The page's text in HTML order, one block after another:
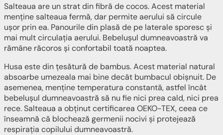
Salteaua are un strat din fibră de cocos. Acest material
menține salteaua fermă, dar permite aerului să circule
ușor prin ea. Panourile din plasă de pe laterale sporesc și
mai mult circulația aerului. Bebelușul dumneavoastră va
rămâne răcoros și confortabil toată noaptea.
Husa este din țesătură de bambus. Acest material natural
absoarbe umezeala mai bine decât bumbacul obișnuit. De
asemenea, menține temperatura constantă, astfel încât
bebelușul dumneavoastră să nu fie nici prea cald, nici prea
rece. Salteaua a obținut certificarea OEKO-TEX, ceea ce
înseamnă că blochează germenii nocivi și protejează
respirația copilului dumneavoastră.